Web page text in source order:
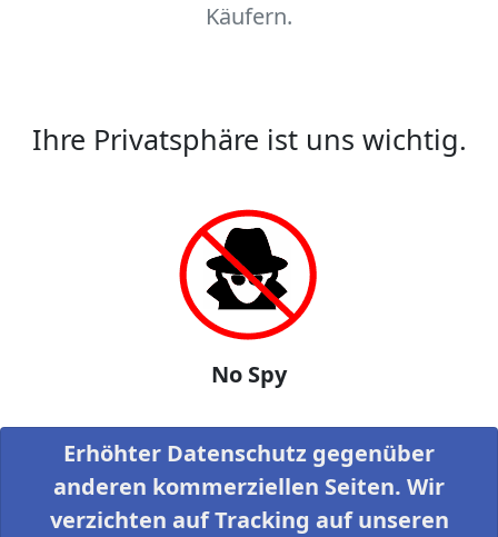
Käufern.
Ihre Privatsphäre ist uns wichtig.
No Spy
Erhöhter Datenschutz gegenüber
anderen kommerziellen Seiten. Wir
verzichten auf Tracking auf unseren